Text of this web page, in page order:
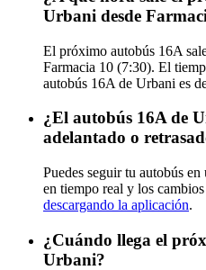
Urbani desde
El próximo autobús 16A
Farmacia 10 (7:30). El
autobús 16A de Urbani es
¿El autobús 16A de
adelantado o
Puedes seguir tu autobús
en tiempo real y los
descargando la aplicación.
¿Cuándo llega el
Urbani?